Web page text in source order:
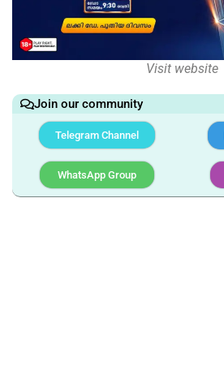
Visit website
Join our community
Telegram Channel
WhatsApp Group